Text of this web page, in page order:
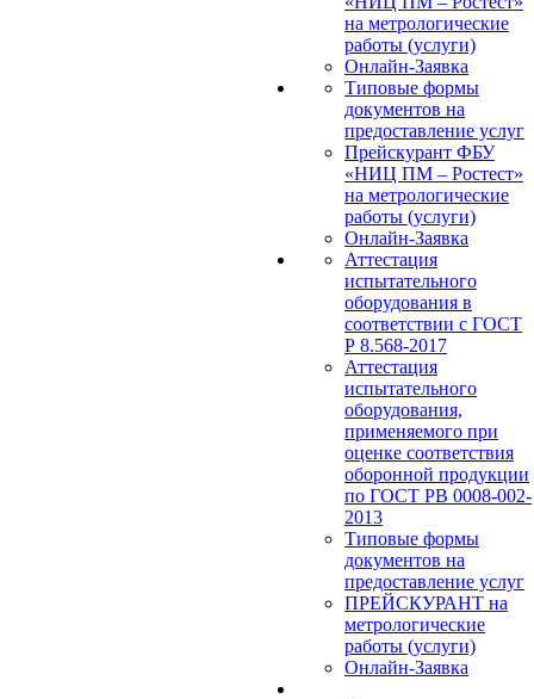
на метрологические
работы (услуги)
Онлайн-Заявка
Типовые формы
документов на
предоставление услуг
Прейскурант ФБУ
«НИЦ ПМ – Ростест»
на метрологические
работы (услуги)
Онлайн-Заявка
Аттестация
испытательного
оборудования в
соответствии с ГОСТ
Р 8.568-2017
Аттестация
испытательного
оборудования,
применяемого при
оценке соответствия
оборонной продукции
по ГОСТ РВ 0008-002-
2013
Типовые формы
документов на
предоставление услуг
ПРЕЙСКУРАНТ на
метрологические
работы (услуги)
Онлайн-Заявка